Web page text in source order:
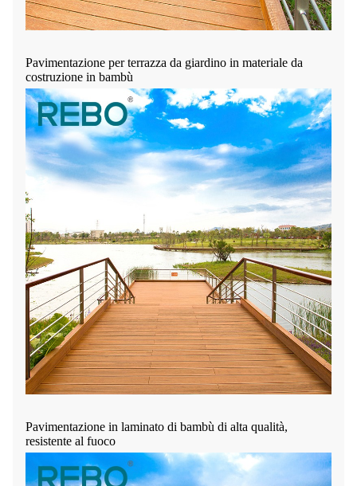
Pavimentazione per terrazza da giardino in materiale da
costruzione in bambù
Pavimentazione in laminato di bambù di alta qualità,
resistente al fuoco